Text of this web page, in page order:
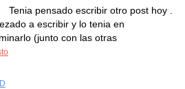
Tenia pensado escribir otro post hoy .
a escribir y lo tenia en
(junto con las otras